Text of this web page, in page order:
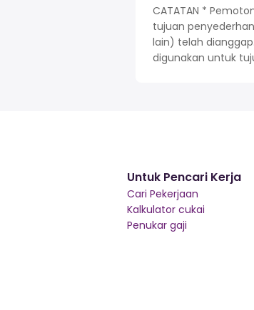
CATATAN *
tujuan
lain) telah
digunakan untuk
Untuk Pencari Kerja
Cari Pekerjaan
Kalkulator cukai
Penukar gaji